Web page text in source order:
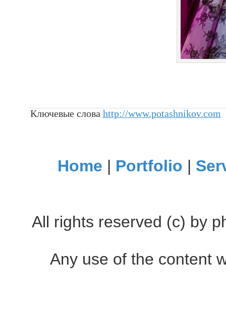
Ключевые слова http://www.potashnikov.com
Home | Portfolio |
All rights reserved (c) by
Any use of the content